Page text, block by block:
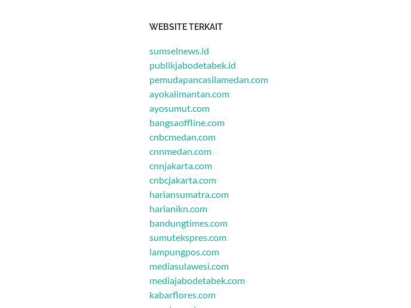
WEBSITE TERKAIT
sumselnews.id
publikjabodetabek.id
pemudapancasilamedan.com
ayokalimantan.com
ayosumut.com
bangsaoffline.com
cnbcmedan.com
cnnmedan.com
cnnjakarta.com
cnbcjakarta.com
hariansumatra.com
harianikn.com
bandungtimes.com
sumutekspres.com
lampungpos.com
mediasulawesi.com
mediajabodetabek.com
kabarflores.com